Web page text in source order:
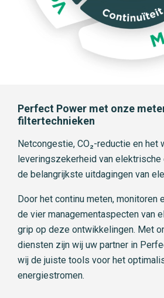
Perfect Power met onze
filtertechnieken
Netcongestie, CO₂-reductie en het
leveringszekerheid van
de belangrijkste uitdagingen van
Door het continu meten, monitoren
de vier managementaspecten van
grip op deze ontwikkelingen. Met
diensten zijn wij uw partner in
wij de juiste tools voor het
energiestromen.